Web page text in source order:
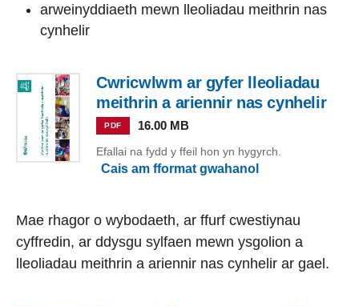
arweinyddiaeth mewn lleoliadau meithrin nas
cynhelir
Cwricwlwm ar gyfer lleoliadau
meithrin a ariennir nas cynhelir
PDF 16.00 MB
Efallai na fydd y ffeil hon yn hygyrch.
Cais am fformat gwahanol
Mae rhagor o wybodaeth, ar ffurf cwestiynau
cyffredin, ar ddysgu sylfaen mewn ysgolion a
lleoliadau meithrin a ariennir nas cynhelir ar gael.